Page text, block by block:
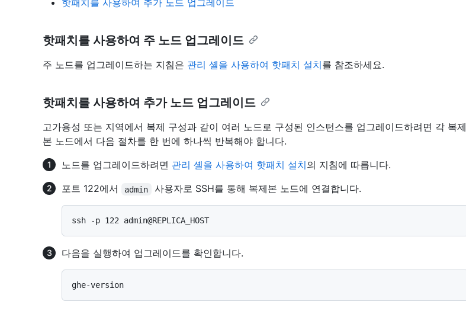
핫패치를 사용하여 추가 노드 업그레이드
핫패치를 사용하여 주 노드 업그레이드
주 노드를 업그레이드하는 지침은 관리 셸을 사용하여 핫패치 설치를 참조하세요.
핫패치를 사용하여 추가 노드 업그레이드
고가용성 또는 지역에서 복제 구성과 같이 여러 노드로 구성된 인스턴스를 업그레이드하려면 각 복제
본 노드에서 다음 절차를 한 번에 하나씩 반복해야 합니다.
노드를 업그레이드하려면 관리 셸을 사용하여 핫패치 설치의 지침에 따릅니다.
포트 122에서
admin 사용자로 SSH를 통해 복제본 노드에 연결합니다.
다음을 실행하여 업그레이드를 확인합니다.